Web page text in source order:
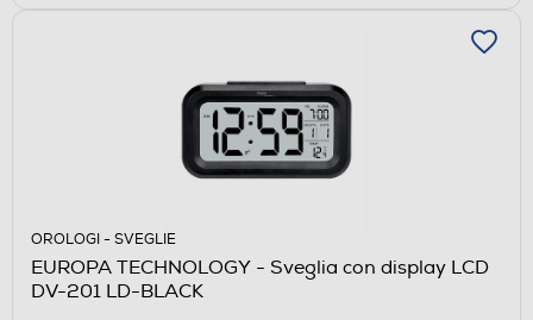
OROLOGI - SVEGLIE
EUROPA TECHNOLOGY - Sveglia con display LCD
DV-201 LD-BLACK